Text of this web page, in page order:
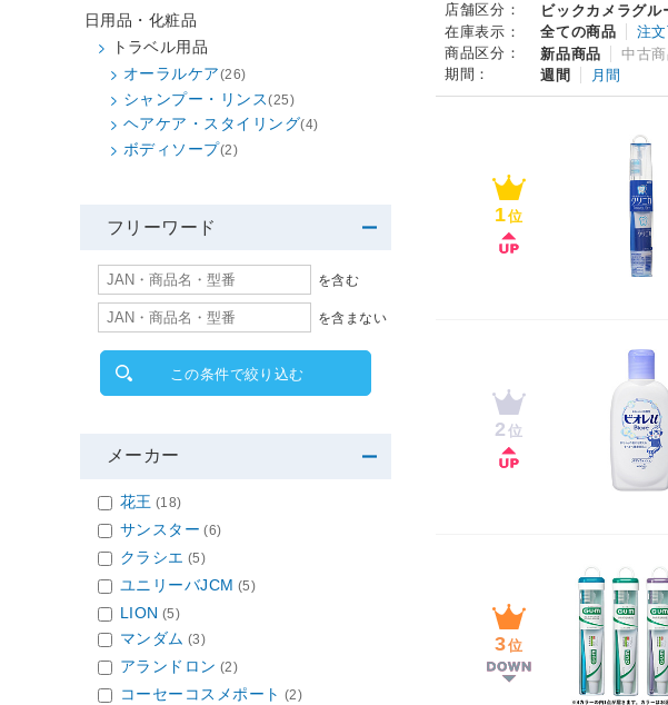
店舗区分： ビックカメラグル
在庫表示：
全ての商品 注
商品区分：
新品商品
中古
期間：
週間 月間
1位
2 位
3位
日用品・化粧品
トラベル用品
オーラルケア(26)
シャンプー・リンス(25)
ヘアケア・スタイリング(4)
ボディソープ(2)
フリーワード
を含む
を含まない
この条件で絞り込む
メーカー
花王 (18)
サンスター (6)
クラシエ (5)
ユニリーバJCM (5)
LION (5)
マンダム (3)
アランドロン (2)
コーセーコスメポート (2)